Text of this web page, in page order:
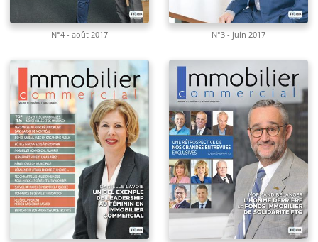
N°4 - août 2017 N°3 - juin 2017